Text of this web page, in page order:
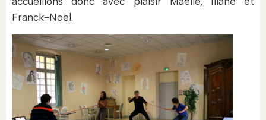
Franck-Noël.